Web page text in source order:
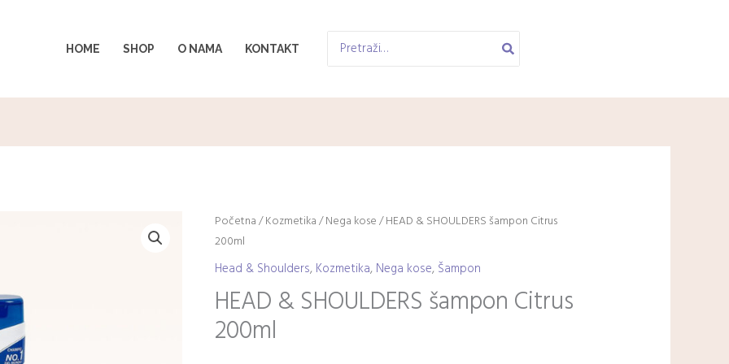
HOME SHOP O NAMA KONTAKT
Search
Početna/Kozmetika/Nega kose/ HEAD & SHOULDERS šampon Citrus
200ml
Head & Shoulders, Kozmetika, Nega kose, Šampon
HEAD & SHOULDERS šampon Citrus
200ml
HEAD
&
SHOULDERS
šampon
Citrus
200ml